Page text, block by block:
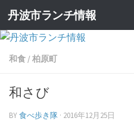
丹波市ランチ情報
和食 /柏原町
和さび
BY食べ歩き隊 · 2016年12月25日